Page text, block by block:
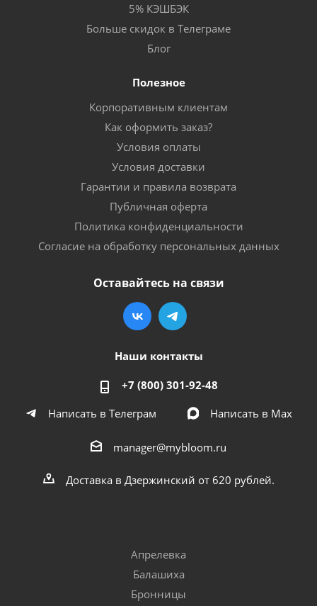
5% КЭШБЭК
Больше скидок в Телеграме
Блог
Полезное
Корпоративным клиентам
Как оформить заказ?
Условия оплаты
Условия доставки
Гарантии и правила возврата
Публичная оферта
Политика конфиденциальности
Согласие на обработку персональных данных
Оставайтесь на связи
Наши контакты
+7 (800) 301-92-48
Написать в Телеграм
Написать в Мах
manager@mybloom.ru
Доставка в Дзержинский от 620 рублей.
Апрелевка
Балашиха
Бронницы